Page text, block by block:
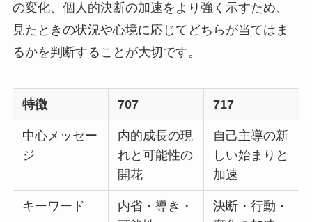
の変化、個人的決断の加速をより強く示すため、
見たときの状況や心境に応じてどちらが当てはま
るかを判断することが大切です。
特徴 707 717
中心メッセー
ジ
内的成長の現
れと可能性の
開花
自己主導の新
しい始まりと
加速
キーワード
内省・導き・
決断・行動・